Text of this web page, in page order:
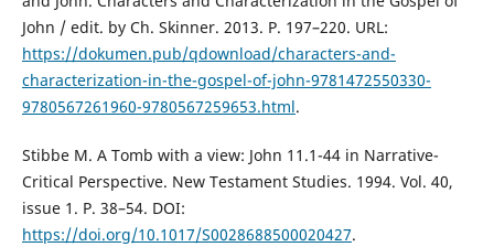
John / edit. by Ch. Skinner. 2013. P. 197–220. URL:
https://dokumen.pub/qdownload/characters-and-
characterization-in-the-gospel-of-john-9781472550330-
9780567261960-9780567259653.html.
Stibbe M. A Tomb with a view: John 11.1-44 in Narrative-
Critical Perspective. New Testament Studies. 1994. Vol. 40,
issue 1. P. 38–54. DOI:
https://doi.org/10.1017/S0028688500020427.